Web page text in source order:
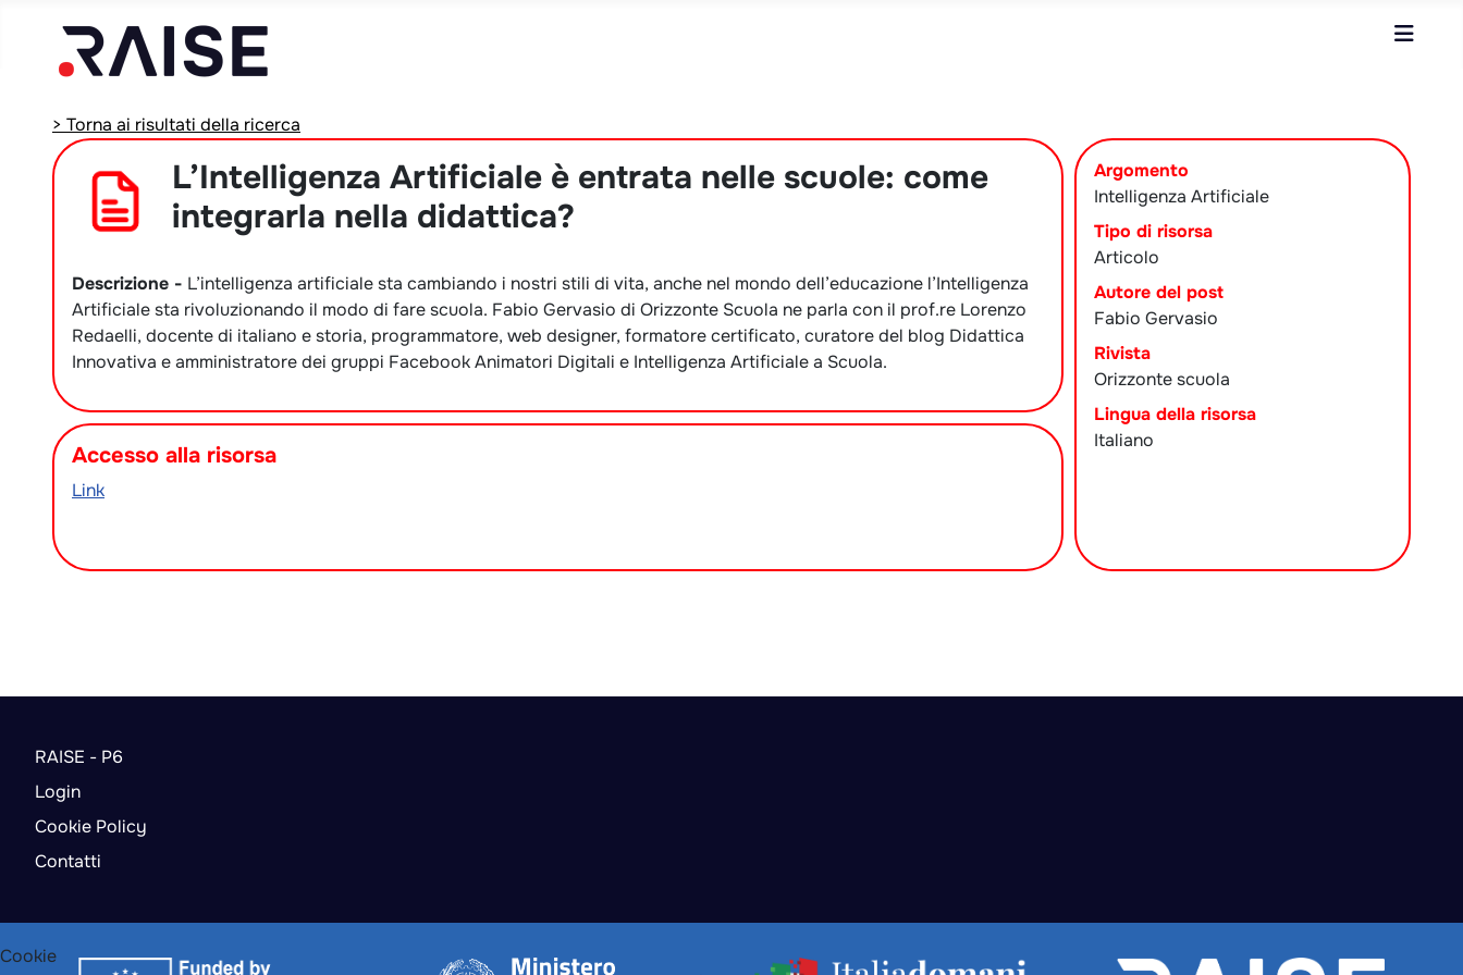
> Torna ai risultati della ricerca
L’Intelligenza Artificiale è entrata nelle scuole: come
integrarla nella didattica?
Descrizione - L’intelligenza artificiale sta cambiando i nostri stili di vita, anche nel mondo dell’educazione l’Intelligenza
Artificiale sta rivoluzionando il modo di fare scuola. Fabio Gervasio di Orizzonte Scuola ne parla con il prof.re Lorenzo
Redaelli, docente di italiano e storia, programmatore, web designer, formatore certificato, curatore del blog Didattica
Innovativa e amministratore dei gruppi Facebook Animatori Digitali e Intelligenza Artificiale a Scuola.
Argomento
Intelligenza Artificiale
Tipo di risorsa
Articolo
Autore del post
Fabio Gervasio
Rivista
Orizzonte scuola
Lingua della risorsa
Italiano
Accesso alla risorsa
Link
RAISE - P6
Login
Cookie Policy
Contatti
Cookie